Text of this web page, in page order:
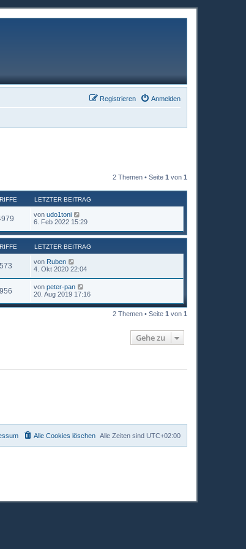
Anmelden
Registrieren
2 Themen • Seite 1 von 1
LETZTER BEITRAG
von udo1toni
6. Feb 2022 15:29
LETZTER BEITRAG
von Ruben
4. Okt 2020 22:04
von peter-pan
20. Aug 2019 17:16
2 Themen • Seite 1 von 1
Gehe zu
Alle Zeiten sind UTC+02:00
Alle Cookies löschen